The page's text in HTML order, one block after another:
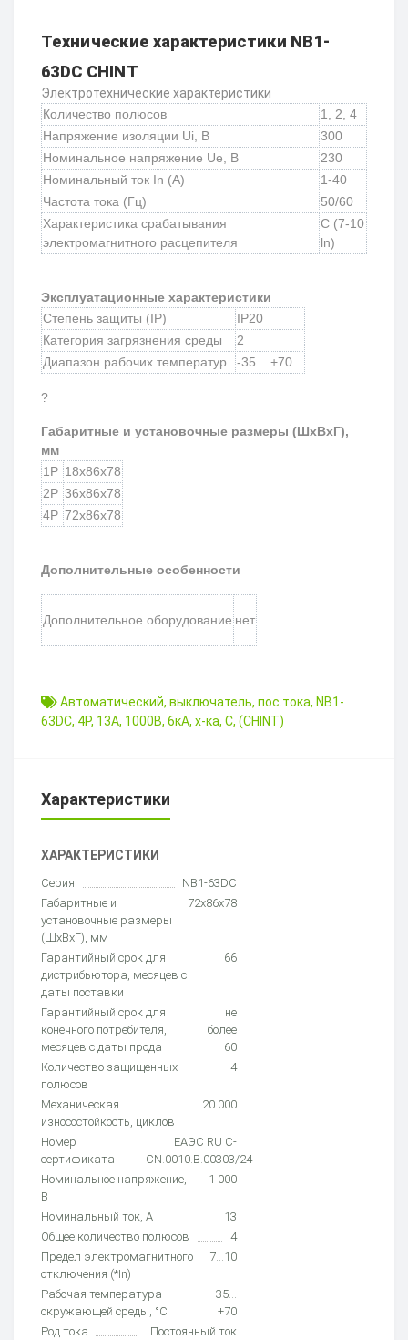
Технические характеристики NB1-
63DC CHINT
Электротехнические характеристики
Количество полюсов
1, 2, 4
Напряжение изоляции Ui, B
300
Номинальное напряжение Ue, B
230
Номинальный ток In (А)
1-40
Частота тока (Гц)
50/60
Характеристика срабатывания
электромагнитного расцепителя
C (7-10
ln)
Эксплуатационные характеристики
Степень защиты (IP)
IP20
Категория загрязнения среды
2
Диапазон рабочих температур
-35 ...+70
?
Габаритные и установочные размеры (ШхВхГ),
мм
1P 18х86х78
2P 36х86х78
4P 72х86х78
Дополнительные особенности
Дополнительное оборудование нет
Автоматический, выключатель, пос.тока, NB1-
63DC, 4P, 13А, 1000В, 6кА, х-ка, C, (CHINT)
Характеристики
ХАРАКТЕРИСТИКИ
Серия
NB1-63DC
Габаритные и
установочные размеры
(ШхВхГ), мм
72х86х78
Гарантийный срок для
дистрибьютора, месяцев с
даты поставки
66
Гарантийный срок для
конечного потребителя,
месяцев с даты прода
не
более
60
Количество защищенных
полюсов
4
Механическая
износостойкость, циклов
20 000
Номер
сертификата
ЕАЭС RU С-
CN.0010.В.00303/24
Номинальное напряжение,
В
1 000
Номинальный ток, А
13
Общее количество полюсов
4
Предел электромагнитного
отключения (*In)
7...10
Рабочая температура
окружающей среды, °C
-35…
+70
Род тока
Постоянный ток